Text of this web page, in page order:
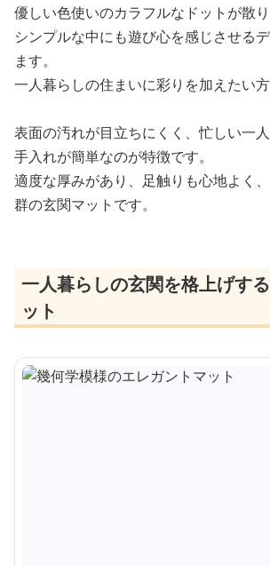
優しい色使いのカラフルなドットが散り
シンプルな中にも遊び心を感じさせる
ます。
一人暮らしの住まいに彩りを加えたい方
表面の汚れが目立ちにくく、忙しい一
手入れが簡単なのが特徴です。
適度な厚みがあり、足触りも心地よく
群の玄関マットです。
一人暮らしの玄関を格上げす
ット